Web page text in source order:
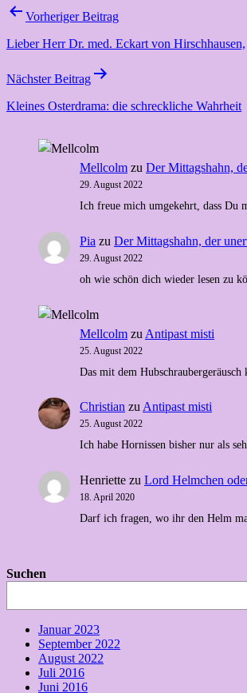
Beitragsnavigation
Vorheriger Beitrag
Lieber Herr Dr. med. Eckart von Hirschhausen,
Nächster Beitrag
Kleines Osterdrama: die schreckliche Wahrheit
Mellcolm zu Der Mittagshahn,
29. August 2022
Ich freue mich umgekehrt, dass Du
Pia zu Der Mittagshahn, der
29. August 2022
oh wie schön dich wieder lesen zu
Mellcolm zu Antipast misti
25. August 2022
Das mit dem
Christian zu Antipast misti
25. August 2022
Ich habe Hornissen bisher nur als
Henriette zu Lord Helmchen
18. April 2020
Darf ich fragen, wo ihr den Helm
Suchen
Januar 2023
September 2022
August 2022
Juli 2016
Juni 2016